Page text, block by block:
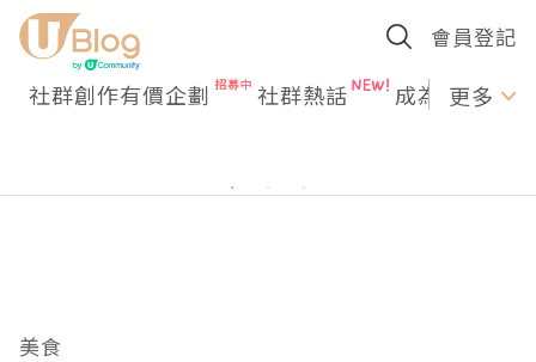
會員登記
社群創作有價企劃 社群熱話 成為U更多
美食